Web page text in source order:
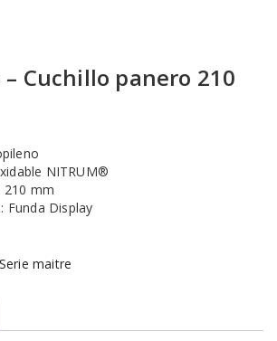
– Cuchillo panero 210
NITRUM®
210 mm
Funda Display
Serie maitre